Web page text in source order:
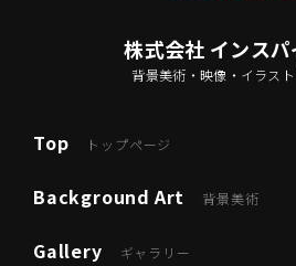
株式会社 インスパ
背景美術・映像・イラス
Top トップページ
Background Art 背景美術
Gallery ギャラリー